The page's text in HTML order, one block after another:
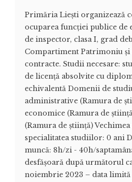
Primăria Liești organizează
ocuparea funcției publice de
de inspector, clasa I, grad
Compartiment Patrimoniu
contracte. Studii necesare:
de licenţă absolvite cu
echivalentă Domenii de
administrative (Ramura de
economice (Ramura de
(Ramura de ştiinţă)
specialitatea studiilor: 0 ani
muncă: 8h/zi - 40h/
desfășoară după următorul
noiembrie 2023 – data